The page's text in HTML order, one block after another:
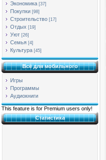
Экономика [37]
Покупки [98]
Строительство [17]
Отдых [19]
Уют [26]
Семья [4]
Культура [45]
Всё для мобильного
Игры
Программы
Аудиокниги
This feature is for Premium users only!
Статистика